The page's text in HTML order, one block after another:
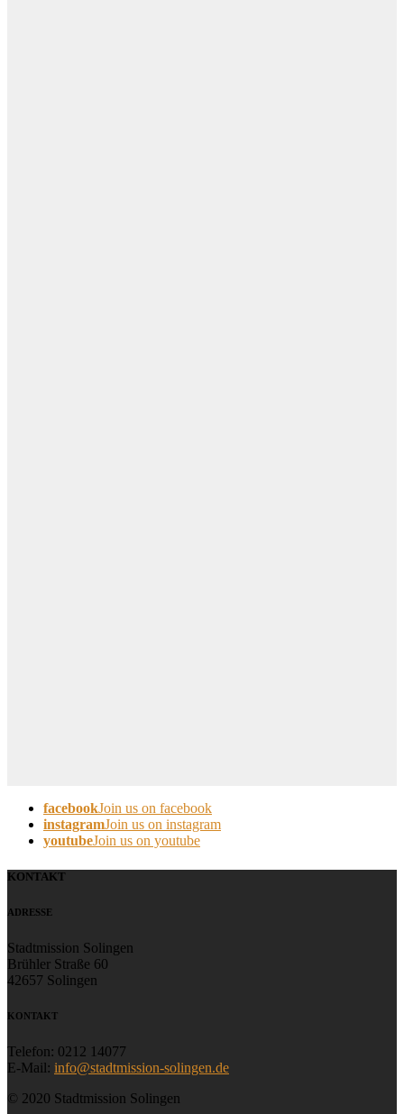
facebookJoin us on facebook
instagramJoin us on instagram
youtubeJoin us on youtube
KONTAKT
ADRESSE
Stadtmission Solingen
Brühler Straße 60
42657 Solingen
KONTAKT
Telefon: 0212 14077
E-Mail: info@stadtmission-solingen.de
© 2020 Stadtmission Solingen